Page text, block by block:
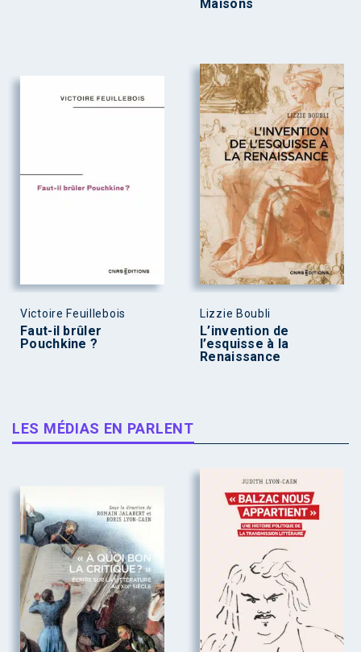
Maisons
Victoire Feuillebois
Faut-il brûler
Pouchkine ?
Lizzie Boubli
L’invention de
l’esquisse à la
Renaissance
LES MÉDIAS EN PARLENT